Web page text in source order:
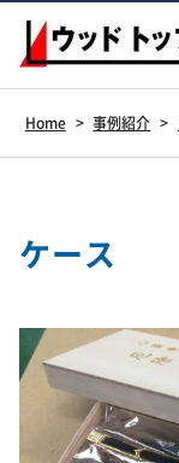
Home > 事例紹介 >
ケース